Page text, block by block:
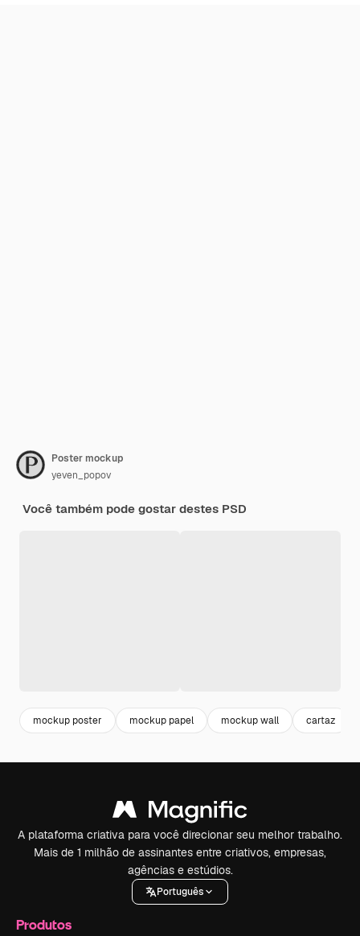
Poster mockup
yeven_popov
Você também pode gostar destes PSD
mockup poster mockup papel mockup wall cartaz
A plataforma criativa para você direcionar seu melhor trabalho.
Mais de 1 milhão de assinantes entre criativos, empresas,
agências e estúdios.
Português
Produtos